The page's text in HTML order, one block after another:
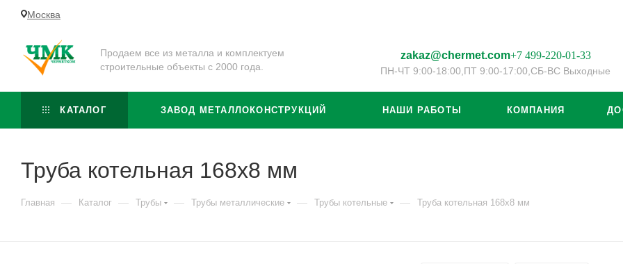
Москва
Продаем все из металла и комплектуем
строительные объекты с 2000 года.
zakaz@chermet.com+7 499-220-01-33
ПН-ЧТ 9:00-18:00, ПТ 9:00-17:00, СБ-ВС Выходные
КАТАЛОГ ЗАВОД МЕТАЛЛОКОНСТРУКЦИЙ НАШИ РАБОТЫ КОМПАНИЯ
Труба котельная 168x8 мм
Главная — Каталог — Трубы — Трубы металлические — Трубы котельные — Труба котельная 168x8 мм